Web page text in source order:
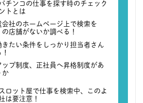
チンコの仕事を探す時のチェック
トとは
会社のホームページ上で検索を
の店舗がないか調べる！
きたい条件をしっかり担当者さん
ップ制度、正社員へ昇格制度があ
か
ロット屋で仕事を検索中、このよ
は要注意！